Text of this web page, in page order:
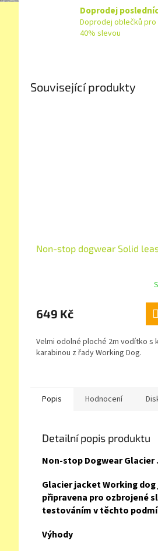
Doprodej
Doprodej oblečků pro
40% slevou
Související produkty
Non-stop dogwear Solid
649 Kč
Velmi odolné ploché 2m vodítko s
karabinou z řady Working Dog.
Popis Hodnocení
Detailní popis produktu
Non-stop Dogwear
Glacier jacket Working
připravena pro ozbrojené
testováním v těchto
Výhody